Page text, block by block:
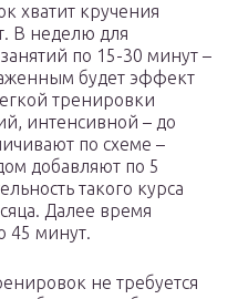
хватит кручения
В неделю для
по 15-30 минут –
будет эффект
тренировки
интенсивной – до
по схеме –
добавляют по 5
такого курса
Далее время
45 минут.
не требуется